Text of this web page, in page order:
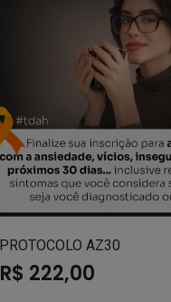
PROTOCOLO AZ30
R$ 222,00